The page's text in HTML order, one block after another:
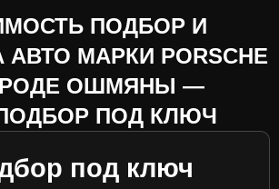
ПОДБОР И
МАРКИ PORSCHE
ОШМЯНЫ —
ПОД КЛЮЧ
под ключ